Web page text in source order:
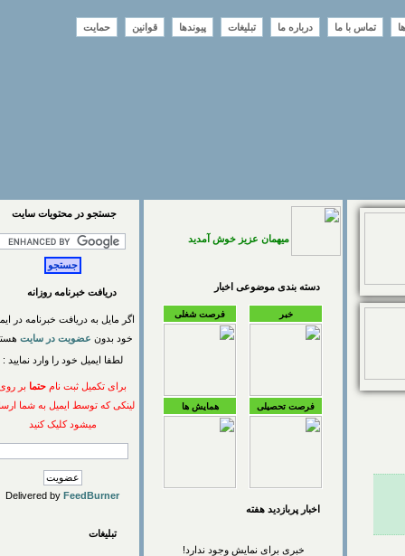
تماس با ما درباره ما تبلیغات پیوندها قوانین حمایت
میهمان عزیز خوش آمدید
دسته بندی موضوعی اخبار
فرصت شغلی
فرصت تحصیلی همایش ها
اخبار پربازديد هفته
خبری برای نمایش وجود ندارد!
جستجو در محتويات سايت
دریافت خبرنامه روزانه
اگر مایل به دریافت خبرنامه در ایمیل
خود بدونعضویت در سایتهستید
لطفا ایمیل خود را وارد نمایید :
برای تکمیل ثبت نام حتمابر روی
لینکی که توسط ایمیل به شما ارسال
میشود کلیک کنید
Delivered byFeedBurner
تبلیغات